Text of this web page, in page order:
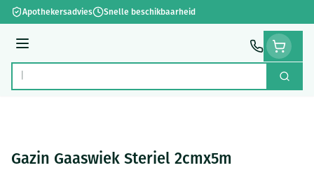
Ga naar de inhoud
Apothekersadvies Snelle beschikbaarheid
Menu
Product, merk, categorie... Zoek
Gazin Gaaswiek Steriel 2cmx5m